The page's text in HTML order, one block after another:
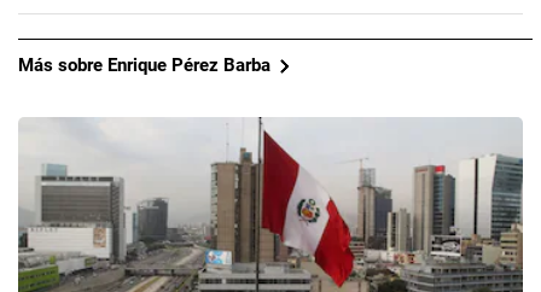
Más sobre Enrique Pérez Barba